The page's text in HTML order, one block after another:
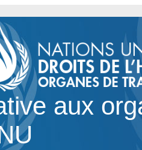
aux